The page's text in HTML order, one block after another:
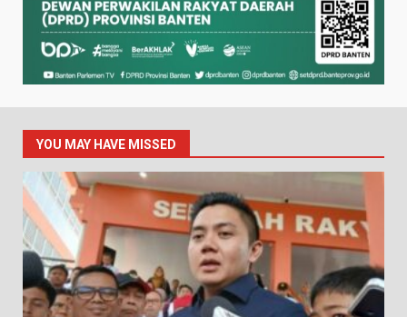
YOU MAY HAVE MISSED